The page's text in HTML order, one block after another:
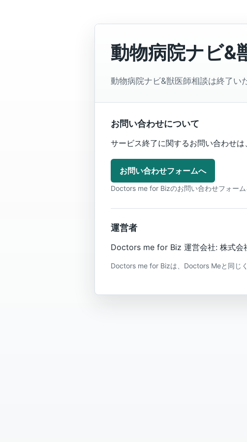
動物病院ナビ&
動物病院ナビ&獣医師相談は終了い
お問い合わせについて
サービス終了に関するお問い合わせ
お問い合わせフォームへ
Doctors me for Bizのお問い合わせフォー
運営者
Doctors me for Biz 運営会社: 株式会
Doctors me for Bizは、Doctors Meと同じ